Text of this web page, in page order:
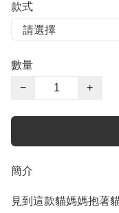
款式
數量
−
+
簡介
見到這款貓媽媽抱著